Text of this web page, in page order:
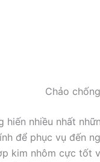
Chảo
hiến nhiều nhất
để phục vụ đến
kim nhôm cực tốt